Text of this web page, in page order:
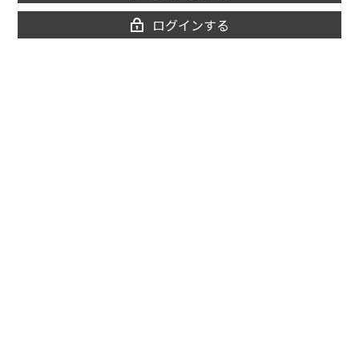
ログインする